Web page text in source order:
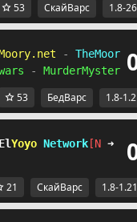
53 СкайВарс 1.8-
- TheMoory
- MurderMystery
53 БедВарс 1.8-
ElYoyo Network [Z ➜
21 СкайВарс 1.8-